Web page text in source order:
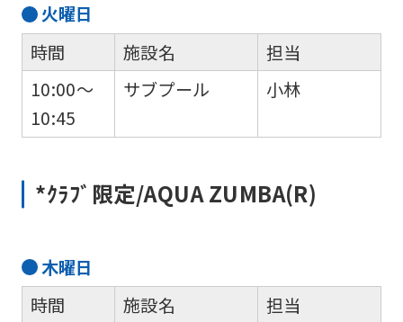
火曜日
時間
10:00～
10:45
施設名
サブプール
担当
小林
*ｸﾗﾌﾞ限定/AQUA ZUMBA(R)
木曜日
時間
施設名
担当